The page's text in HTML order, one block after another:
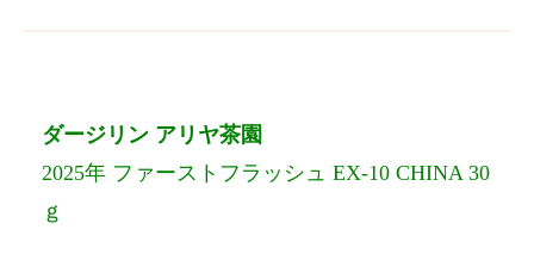
ダージリン アリヤ茶園
2025年 ファーストフラッシュ EX-10 CHINA 30
ｇ